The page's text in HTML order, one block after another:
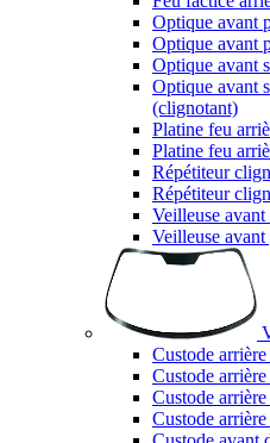
Optique avant
Optique avant
Optique avant
Optique avant
(clignotant)
Platine feu
Platine feu
Répétiteur
Répétiteur
Veilleuse
Veilleuse avant
Custode
Custode
Custode
Custode